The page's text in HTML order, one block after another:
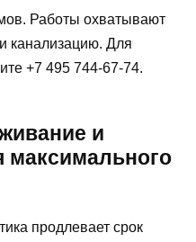
Работы охватывают
канализацию. Для
+7 495 744-67-74.
и
максимального
продлевает срок